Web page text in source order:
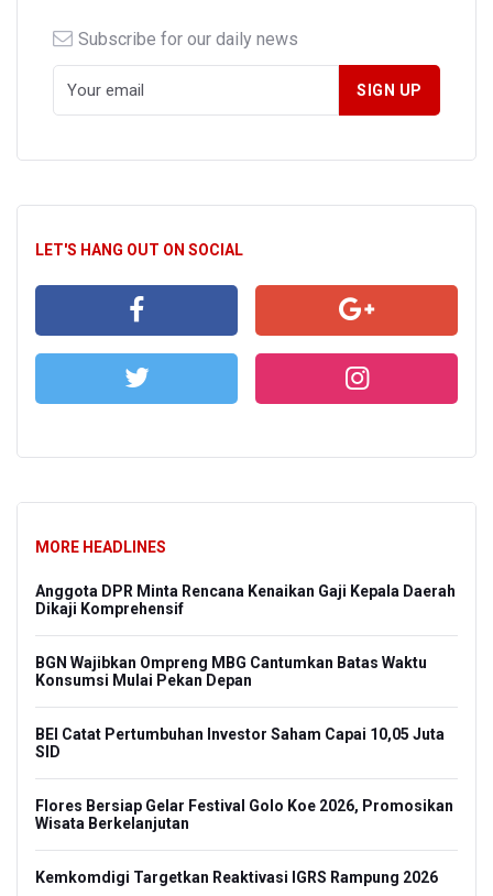
Subscribe for our daily news
LET'S HANG OUT ON SOCIAL
MORE HEADLINES
Anggota DPR Minta Rencana Kenaikan Gaji Kepala Daerah
Dikaji Komprehensif
BGN Wajibkan Ompreng MBG Cantumkan Batas Waktu
Konsumsi Mulai Pekan Depan
BEI Catat Pertumbuhan Investor Saham Capai 10,05 Juta
SID
Flores Bersiap Gelar Festival Golo Koe 2026, Promosikan
Wisata Berkelanjutan
Kemkomdigi Targetkan Reaktivasi IGRS Rampung 2026